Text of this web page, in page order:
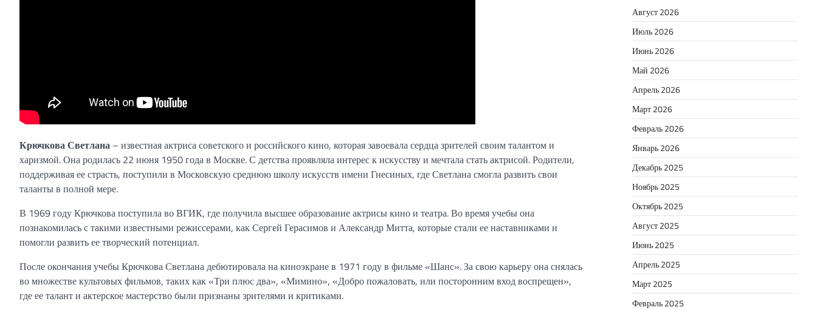
Крючкова Светлана – известная актриса советского и российского кино, которая завоевала сердца зрителей своим талантом и
харизмой. Она родилась 22 июня 1950 года в Москве. С детства проявляла интерес к искусству и мечтала стать актрисой. Родители,
поддерживая ее страсть, поступили в Московскую среднюю школу искусств имени Гнесиных, где Светлана смогла развить свои
таланты в полной мере.
В 1969 году Крючкова поступила во ВГИК, где получила высшее образование актрисы кино и театра. Во время учебы она
познакомилась с такими известными режиссерами, как Сергей Герасимов и Александр Митта, которые стали ее наставниками и
помогли развить ее творческий потенциал.
После окончания учебы Крючкова Светлана дебютировала на киноэкране в 1971 году в фильме «Шанс». За свою карьеру она снялась
во множестве культовых фильмов, таких как «Три плюс два», «Мимино», «Добро пожаловать, или посторонним вход воспрещен»,
где ее талант и актерское мастерство были признаны зрителями и критиками.
Август 2026
Июль 2026
Июнь 2026
Май 2026
Апрель 2026
Март 2026
Февраль 2026
Январь 2026
Декабрь 2025
Ноябрь 2025
Октябрь 2025
Август 2025
Июнь 2025
Апрель 2025
Март 2025
Февраль 2025